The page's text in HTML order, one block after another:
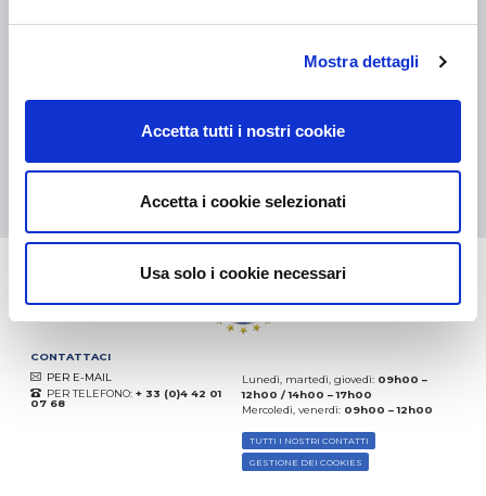
Mostra dettagli
Accetta tutti i nostri cookie
Accetta i cookie selezionati
Usa solo i cookie necessari
06.08.2026 DI PIÙ
Basato sui 37828 recensioni
CONTATTACI
PER E-MAIL
PER TELEFONO: + 33 (0)4 42 01
07 68
Lunedì, martedì, giovedì: 09h00 –
12h00 / 14h00 – 17h00
Mercoledì, venerdì: 09h00 – 12h00
TUTTI I NOSTRI CONTATTI
GESTIONE DEI COOKIES